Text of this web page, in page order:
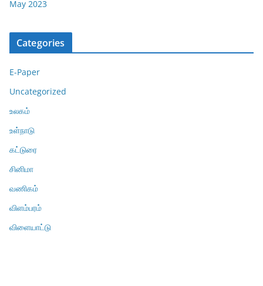
May 2023
Categories
E-Paper
Uncategorized
உலகம்
உள்நாடு
கட்டுரை
சினிமா
வணிகம்
விளம்பரம்
விளையாட்டு